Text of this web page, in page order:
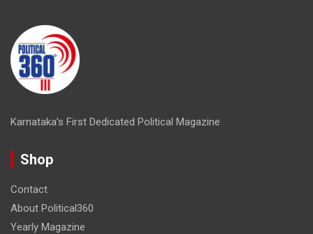
Karnataka’s First Dedicated Political Magazine
Shop
Contact
About Political360
Yearly Magazine